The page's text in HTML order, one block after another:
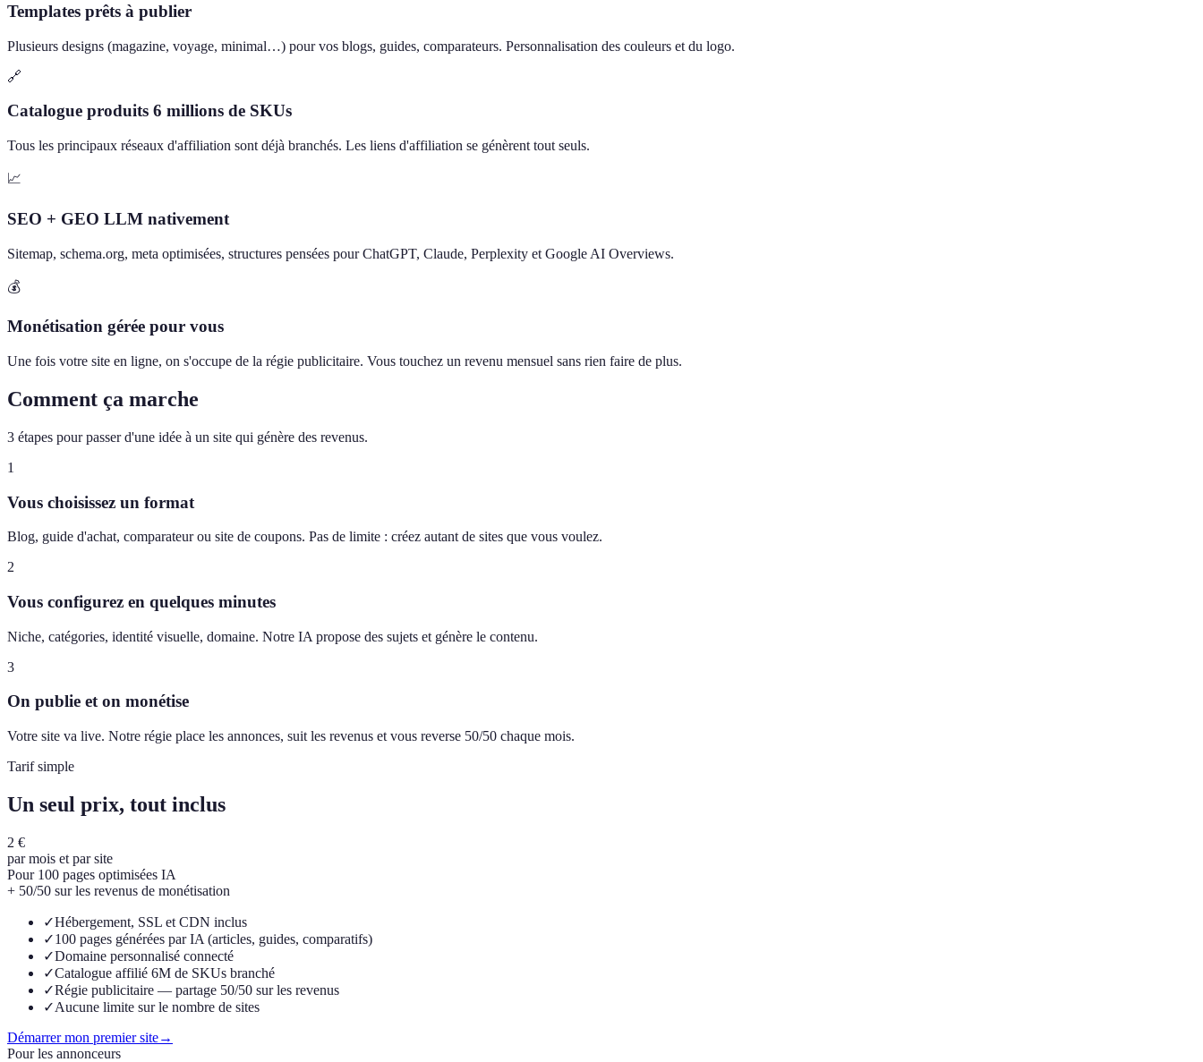
Templates prêts à publier
Plusieurs designs (magazine, voyage, minimal…) pour vos blogs, guides, comparateurs. Personnalisation des couleurs et du logo.
🔗
Catalogue produits 6 millions de SKUs
Tous les principaux réseaux d'affiliation sont déjà branchés. Les liens d'affiliation se génèrent tout seuls.
📈
SEO + GEO LLM nativement
Sitemap, schema.org, meta optimisées, structures pensées pour ChatGPT, Claude, Perplexity et Google AI Overviews.
💰
Monétisation gérée pour vous
Une fois votre site en ligne, on s'occupe de la régie publicitaire. Vous touchez un revenu mensuel sans rien faire de plus.
Comment ça marche
3 étapes pour passer d'une idée à un site qui génère des revenus.
1
Vous choisissez un format
Blog, guide d'achat, comparateur ou site de coupons. Pas de limite : créez autant de sites que vous voulez.
2
Vous configurez en quelques minutes
Niche, catégories, identité visuelle, domaine. Notre IA propose des sujets et génère le contenu.
3
On publie et on monétise
Votre site va live. Notre régie place les annonces, suit les revenus et vous reverse 50/50 chaque mois.
Tarif simple
Un seul prix, tout inclus
2 €
par mois et par site
Pour 100 pages optimisées IA
+ 50/50 sur les revenus de monétisation
✓Hébergement, SSL et CDN inclus
✓100 pages générées par IA (articles, guides, comparatifs)
✓Domaine personnalisé connecté
✓Catalogue affilié 6M de SKUs branché
✓Régie publicitaire — partage 50/50 sur les revenus
✓Aucune limite sur le nombre de sites
Démarrer mon premier site→
Pour les annonceurs